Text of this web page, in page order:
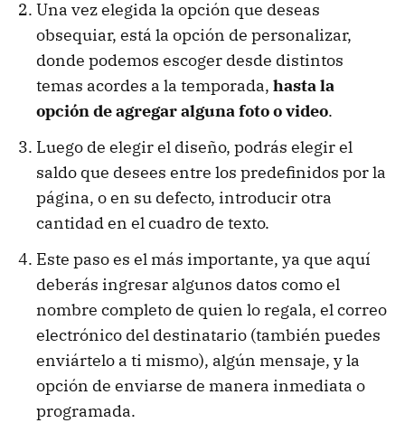
Una vez elegida la opción que deseas
obsequiar, está la opción de personalizar,
donde podemos escoger desde distintos
temas acordes a la temporada, hasta la
opción de agregar alguna foto o video.
Luego de elegir el diseño, podrás elegir el
saldo que desees entre los predefinidos por la
página, o en su defecto, introducir otra
cantidad en el cuadro de texto.
Este paso es el más importante, ya que aquí
deberás ingresar algunos datos como el
nombre completo de quien lo regala, el correo
electrónico del destinatario (también puedes
enviártelo a ti mismo), algún mensaje, y la
opción de enviarse de manera inmediata o
programada.